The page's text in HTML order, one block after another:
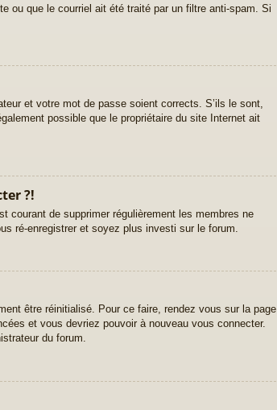
ou que le courriel ait été traité par un filtre anti-spam. Si
et votre mot de passe soient corrects. S’ils le sont,
possible que le propriétaire du site Internet ait
?!
courant de supprimer régulièrement les membres ne
ré-enregistrer et soyez plus investi sur le forum.
être réinitialisé. Pour ce faire, rendez vous sur la page
et vous devriez pouvoir à nouveau vous connecter.
du forum.